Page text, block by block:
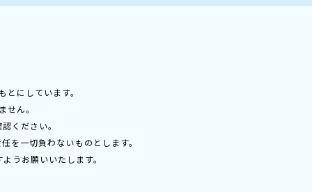
にしています。
ん。
ください。
を一切負わないものとします。
うお願いいたします。